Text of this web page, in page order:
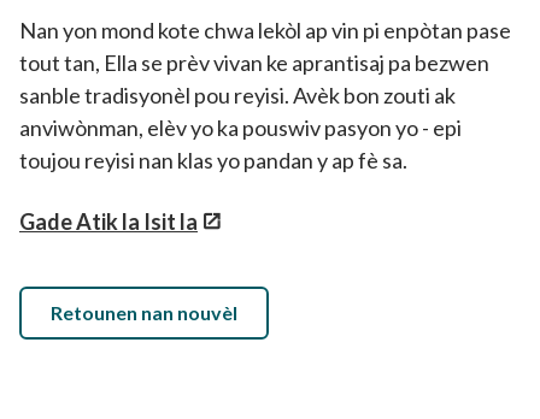
Nan yon mond kote chwa lekòl ap vin pi enpòtan pase
tout tan, Ella se prèv vivan ke aprantisaj pa bezwen
sanble tradisyonèl pou reyisi. Avèk bon zouti ak
anviwònman, elèv yo ka pouswiv pasyon yo - epi
toujou reyisi nan klas yo pandan y ap fè sa.
Gade Atik la Isit la
Retounen nan nouvèl